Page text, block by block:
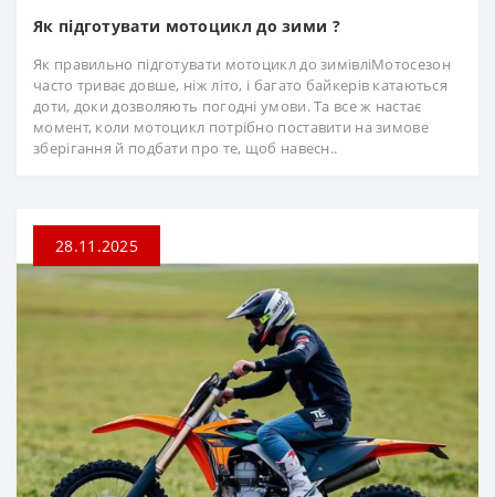
Як підготувати мотоцикл до зими ?
Як правильно підготувати мотоцикл до зимівліМотосезон
часто триває довше, ніж літо, і багато байкерів катаються
доти, доки дозволяють погодні умови. Та все ж настає
момент, коли мотоцикл потрібно поставити на зимове
зберігання й подбати про те, щоб навесн..
28.11.2025